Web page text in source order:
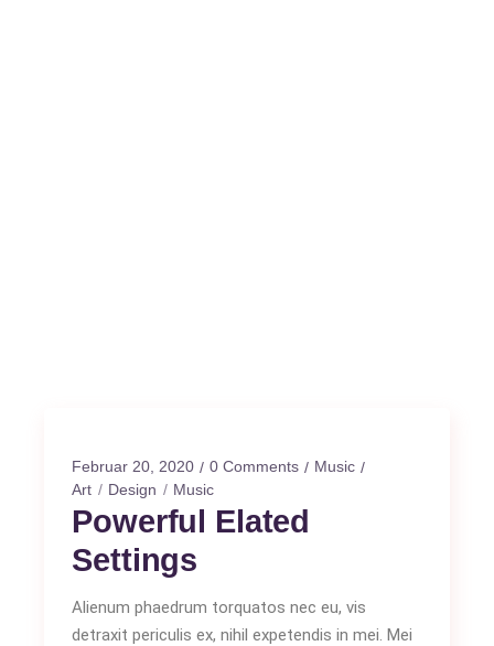
Februar 20, 2020 0 Comments
Music
Art
Design Music
Powerful Elated
Settings
Alienum phaedrum torquatos nec eu, vis
detraxit periculis ex, nihil expetendis in mei. Mei